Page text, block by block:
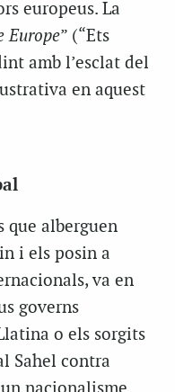
europeus. La
Europe” (“Ets
amb l’esclat del
en aquest
que alberguen
i els posin a
va en
governs
o els sorgits
Sahel contra